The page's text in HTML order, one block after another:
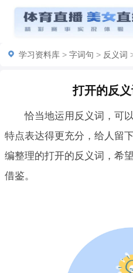
学习资料库 > 字词句 > 反义词
打开的反
恰当地运用反义词，可
特点表达得更充分，给人留
编整理的打开的反义词，希
借鉴。